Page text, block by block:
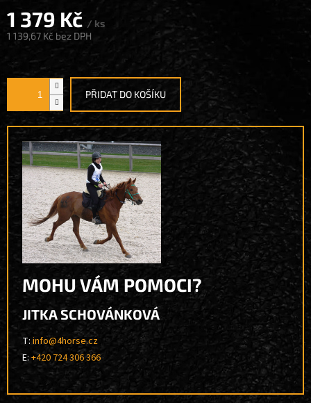
1 379 Kč / ks
1 139,67 Kč bez DPH
PŘIDAT DO KOŠÍKU
MOHU VÁM POMOCI?
JITKA SCHOVÁNKOVÁ
T: info@4horse.cz
E: +420 724 306 366